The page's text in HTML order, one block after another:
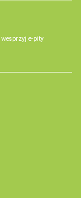
wesprzyj e-pity